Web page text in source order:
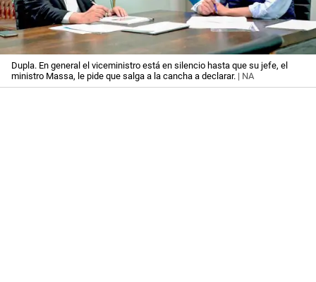
Dupla. En general el viceministro está en silencio hasta que su jefe, el
ministro Massa, le pide que salga a la cancha a declarar. | NA